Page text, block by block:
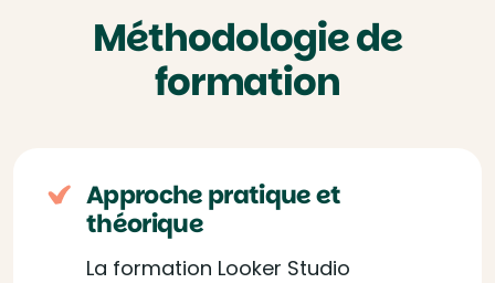
Méthodologie de
formation
Approche pratique et
théorique
La formation Looker Studio